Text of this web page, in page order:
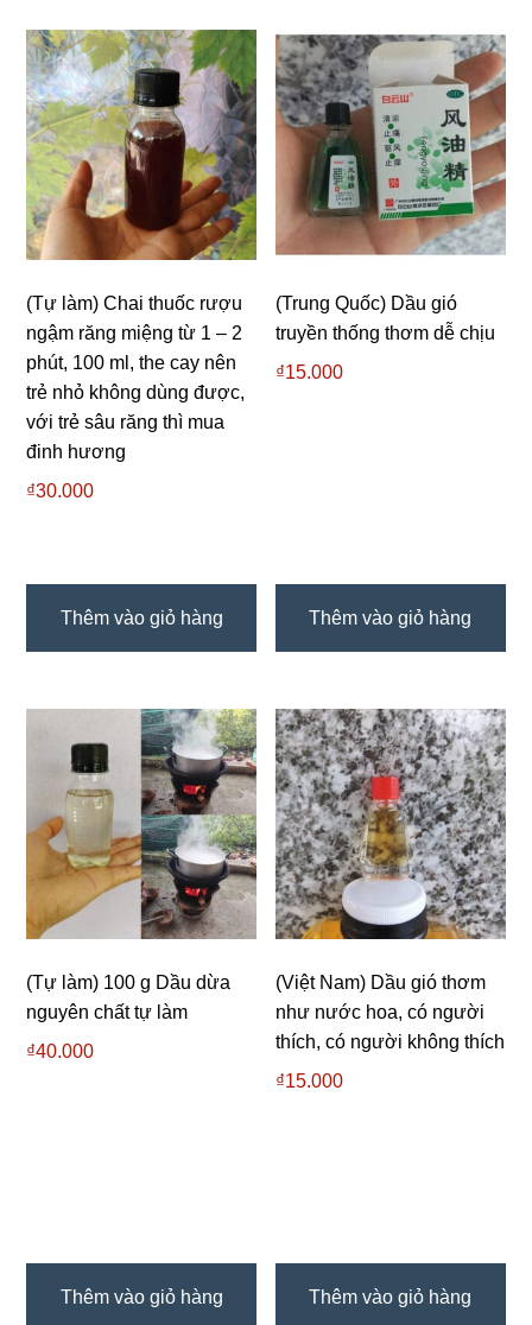
(Tự làm) Chai thuốc rượu
ngậm răng miệng từ 1 – 2
phút, 100 ml, the cay nên
trẻ nhỏ không dùng được,
với trẻ sâu răng thì mua
đinh hương
₫30.000
Thêm vào giỏ hàng
(Trung Quốc) Dầu gió
truyền thống thơm dễ chịu
₫15.000
Thêm vào giỏ hàng
(Tự làm) 100 g Dầu dừa
nguyên chất tự làm
₫40.000
Thêm vào giỏ hàng
(Việt Nam) Dầu gió thơm
như nước hoa, có người
thích, có người không thích
₫15.000
Thêm vào giỏ hàng